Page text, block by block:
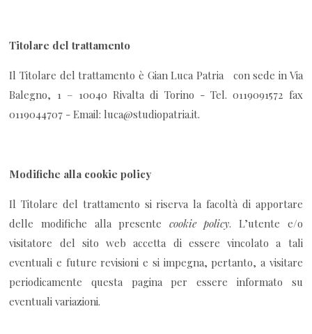
Titolare del trattamento
Il Titolare del trattamento è Gian Luca Patria con sede in Via
Balegno, 1 – 10040 Rivalta di Torino - Tel. 0119091572 fax
0119044707 - Email: luca@studiopatria.it.
Modifiche alla cookie policy
Il Titolare del trattamento si riserva la facoltà di apportare
delle modifiche alla presente cookie policy. L’utente e/o
visitatore del sito web accetta di essere vincolato a tali
eventuali e future revisioni e si impegna, pertanto, a visitare
periodicamente questa pagina per essere informato su
eventuali variazioni.